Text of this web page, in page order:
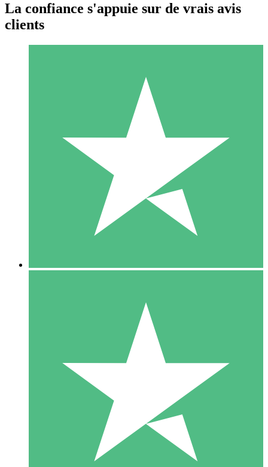
Packs de Crédits Individuels
Payez à l'utilisation avec des crédits de téléchargement. Sans
1 Téléchargement
10 00
10 Téléchargements
20 00
La confiance s'appuie sur de vrais avis
clients